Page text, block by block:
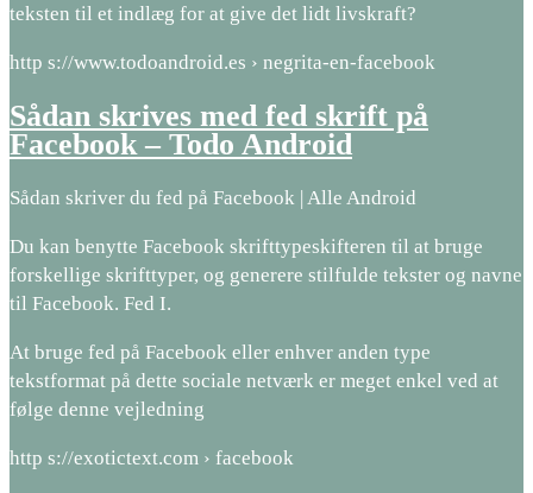
teksten til et indlæg for at give det lidt livskraft?
http s://www.todoandroid.es › negrita-en-facebook
Sådan skrives med fed skrift på
Facebook – Todo Android
Sådan skriver du fed på Facebook | Alle Android
Du kan benytte Facebook skrifttypeskifteren til at bruge
forskellige skrifttyper, og generere stilfulde tekster og navne
til Facebook. Fed I.
At bruge fed på Facebook eller enhver anden type
tekstformat på dette sociale netværk er meget enkel ved at
følge denne vejledning
http s://exotictext.com › facebook